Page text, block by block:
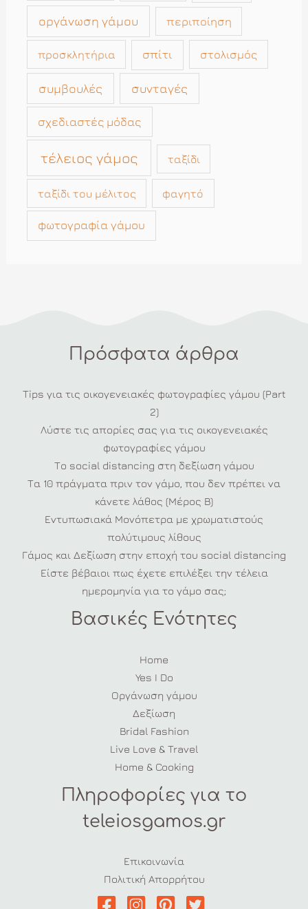
οργάνωση γάμου περιποίηση
προσκλητήρια σπίτι στολισμός
συμβουλές συνταγές
σχεδιαστές μόδας
τέλειος γάμος ταξίδι
ταξίδι του μέλιτος φαγητό
φωτογραφία γάμου
Πρόσφατα άρθρα
Tips για τις οικογενειακές φωτογραφίες γάμου (Part
2)
Λύστε τις απορίες σας για τις οικογενειακές
φωτογραφίες γάμου
Το social distancing στη δεξίωση γάμου
Τα 10 πράγματα πριν τον γάμο, που δεν πρέπει να
κάνετε λάθος (Μέρος Β)
Εντυπωσιακά Μονόπετρα με χρωματιστούς
πολύτιμους λίθους
Γάμος και Δεξίωση στην εποχή του social distancing
Είστε βέβαιοι πως έχετε επιλέξει την τέλεια
ημερομηνία για το γάμο σας;
Βασικές Ενότητες
Home
Yes I Do
Οργάνωση γάμου
Δεξίωση
Bridal Fashion
Live Love & Travel
Home & Cooking
Πληροφορίες για το
teleiosgamos.gr
Επικοινωνία
Πολιτική Απορρήτου